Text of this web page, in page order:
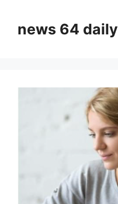
contentnews 64 daily